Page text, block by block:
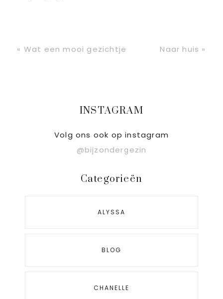
Vorig
« Wat een mooi gezichtje
Volgend
Naar huis »
Primaire
Sidebar
INSTAGRAM
Volg ons ook op instagram
@bijzondergezin
Categorieën
ALYSSA
BLOG
CHANELLE